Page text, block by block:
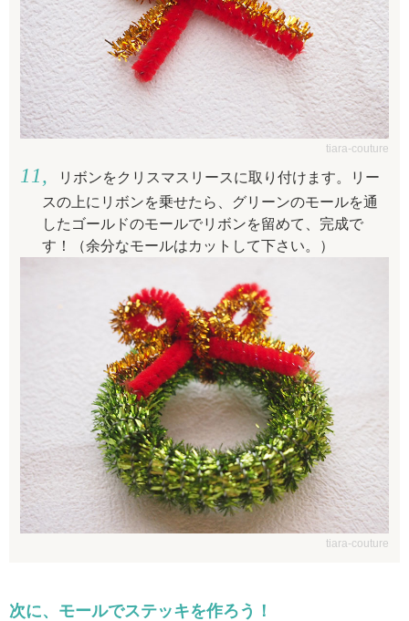
tiara-couture
リボンをクリスマスリースに取り付けます。リー
スの上にリボンを乗せたら、グリーンのモールを通
したゴールドのモールでリボンを留めて、完成で
す！（余分なモールはカットして下さい。）
tiara-couture
次に、モールでステッキを作ろう！